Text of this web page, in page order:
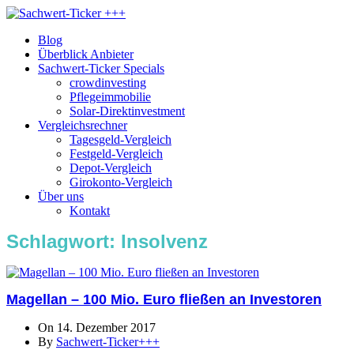
Blog
Überblick Anbieter
Sachwert-Ticker Specials
crowdinvesting
Pflegeimmobilie
Solar-Direktinvestment
Vergleichsrechner
Tagesgeld-Vergleich
Festgeld-Vergleich
Depot-Vergleich
Girokonto-Vergleich
Über uns
Kontakt
Schlagwort: Insolvenz
Magellan – 100 Mio. Euro fließen an Investoren
On 14. Dezember 2017
By Sachwert-Ticker+++